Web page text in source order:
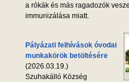
a rókák és más ragadozók
immunizálása miatt.
Pályázati felhívások óvodai
munkakörök betöltésére
(2026.03.19.)
Szuhakálló Község